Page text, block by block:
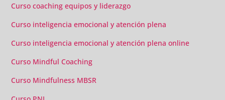
Curso coaching equipos y liderazgo
Curso inteligencia emocional y atención plena
Curso inteligencia emocional y atención plena online
Curso Mindful Coaching
Curso Mindfulness MBSR